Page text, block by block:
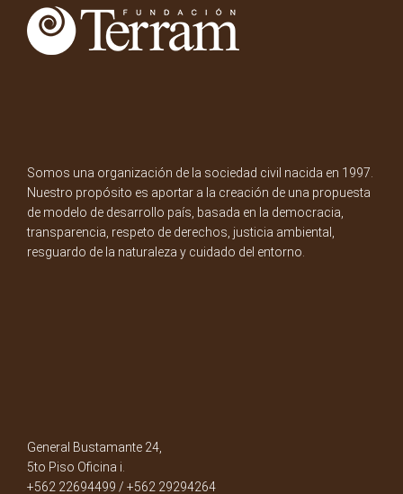
Somos una organización de la sociedad civil nacida en 1997.
Nuestro propósito es aportar a la creación de una propuesta
de modelo de desarrollo país, basada en la democracia,
transparencia, respeto de derechos, justicia ambiental,
resguardo de la naturaleza y cuidado del entorno.
General Bustamante 24,
5to Piso Oficina i.
+562 22694499 / +562 29294264